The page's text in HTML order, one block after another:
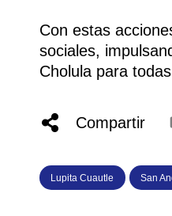
Con estas
sociales,
Cholula para
Compartir
Lupita Cuautle San